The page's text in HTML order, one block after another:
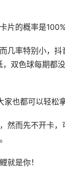
片的概率是
几率特别小，
双色球每期都
也都可以轻松
然而先不开卡
就是你！